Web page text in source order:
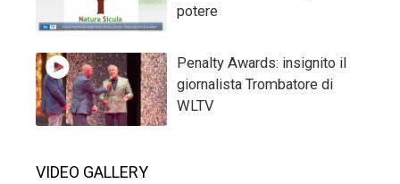
potere
Penalty Awards: insignito il
giornalista Trombatore di
WLTV
VIDEO GALLERY